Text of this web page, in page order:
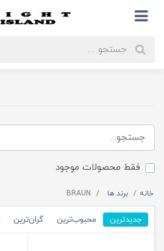
فقط محصولات موجود
خانه برند ها BRAUN
جدیدترین محبوب‌ترین گران‌ترین